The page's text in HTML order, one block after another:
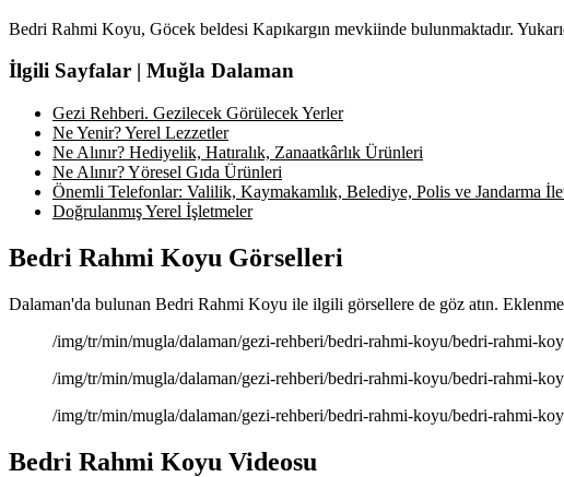
Bedri Rahmi Koyu, Göcek beldesi Kapıkargın mevkiinde bulunmaktadır.
İlgili Sayfalar | Muğla Dalaman
Gezi Rehberi. Gezilecek Görülecek Yerler
Ne Yenir? Yerel Lezzetler
Ne Alınır? Hediyelik, Hatıralık, Zanaatkârlık Ürünleri
Ne Alınır? Yöresel Gıda Ürünleri
Önemli Telefonlar: Valilik, Kaymakamlık, Belediye, Polis ve Jandarma
Doğrulanmış Yerel İşletmeler
Bedri Rahmi Koyu Görselleri
Dalaman'da bulunan Bedri Rahmi Koyu ile ilgili görsellere de göz atın.
/img/tr/min/mugla/dalaman/gezi-rehberi/bedri-rahmi-koyu/bedri-rahmi-
/img/tr/min/mugla/dalaman/gezi-rehberi/bedri-rahmi-koyu/bedri-rahmi-
/img/tr/min/mugla/dalaman/gezi-rehberi/bedri-rahmi-koyu/bedri-rahmi-
Bedri Rahmi Koyu Videosu